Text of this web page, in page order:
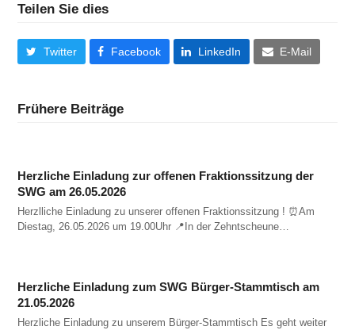
Teilen Sie dies
Twitter Facebook LinkedIn E-Mail
Frühere Beiträge
Herzliche Einladung zur offenen Fraktionssitzung der
SWG am 26.05.2026
Herzlliche Einladung zu unserer offenen Fraktionssitzung ! ⏰️Am
Diestag, 26.05.2026 um 19.00Uhr 📍In der Zehntscheune…
Herzliche Einladung zum SWG Bürger-Stammtisch am
21.05.2026
Herzliche Einladung zu unserem Bürger-Stammtisch Es geht weiter